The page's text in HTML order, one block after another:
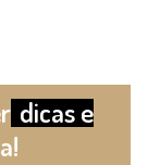
dicas e